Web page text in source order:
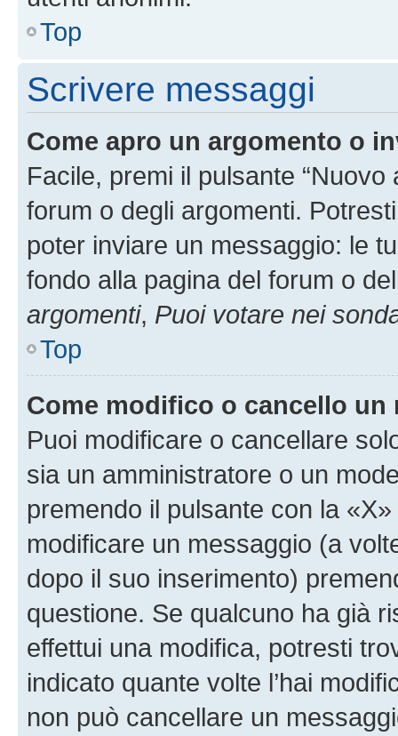
Top
Scrivere messaggi
Come apro un argomento o
Facile, premi il pulsante
forum o degli argomenti.
poter inviare un messaggio: le
fondo alla pagina del forum o
argomenti, Puoi votare nei
Top
Come modifico o cancello un
Puoi modificare o cancellare
sia un amministratore o un
premendo il pulsante con la
modificare un messaggio (a
dopo il suo inserimento)
questione. Se qualcuno ha già
effettui una modifica, potresti
indicato quante volte l’hai
non può cancellare un